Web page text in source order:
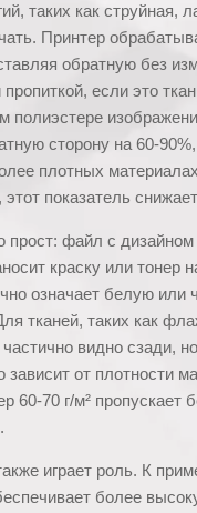
таких как струйная,
Принтер
обратную без
если это
полиэстере
сторону на 60-
плотных
показатель
прост: файл с
краску или тонер
означает белую или
тканей, таких как
видно сзади,
от плотности
60-70 г/м² пропускает
играет роль. К
более